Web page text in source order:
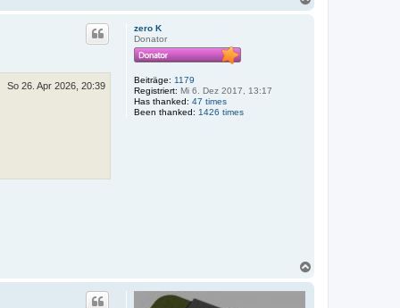
zero K
Donator
Beiträge: 1179
Registriert: Mi 6. Dez 2017, 13:17
Has thanked: 47 times
Been thanked: 1426 times
So 26. Apr 2026, 20:39